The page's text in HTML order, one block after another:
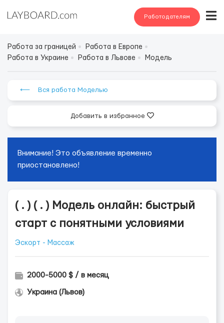
Работодателям
Работа за границей
Работа в Европе
Работа в Украине
Работа в Львове Модель
⟵ Вся работа Моделью
Добавить в избранное
Внимание! Это объявление временно
приостановлено!
( . ) ( . ) Модель онлайн: быстрый
старт с понятными условиями
Эскорт - Массаж
2000-5000 $ / в месяц
Украина (Львов)